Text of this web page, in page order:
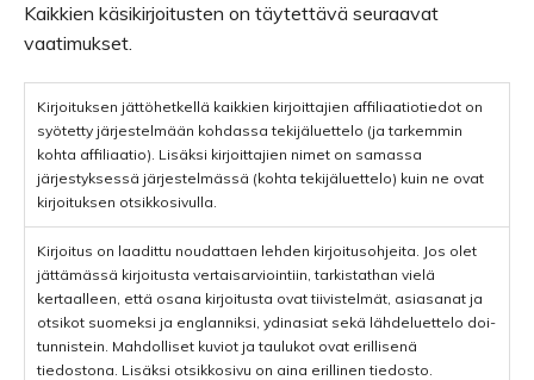
Kaikkien käsikirjoitusten on täytettävä seuraavat
vaatimukset.
Kirjoituksen jättöhetkellä kaikkien kirjoittajien affiliaatiotiedot on
syötetty järjestelmään kohdassa tekijäluettelo (ja tarkemmin
kohta affiliaatio). Lisäksi kirjoittajien nimet on samassa
järjestyksessä järjestelmässä (kohta tekijäluettelo) kuin ne ovat
kirjoituksen otsikkosivulla.
Kirjoitus on laadittu noudattaen lehden kirjoitusohjeita. Jos olet
jättämässä kirjoitusta vertaisarviointiin, tarkistathan vielä
kertaalleen, että osana kirjoitusta ovat tiivistelmät, asiasanat ja
otsikot suomeksi ja englanniksi, ydinasiat sekä lähdeluettelo doi-
tunnistein. Mahdolliset kuviot ja taulukot ovat erillisenä
tiedostona. Lisäksi otsikkosivu on aina erillinen tiedosto.